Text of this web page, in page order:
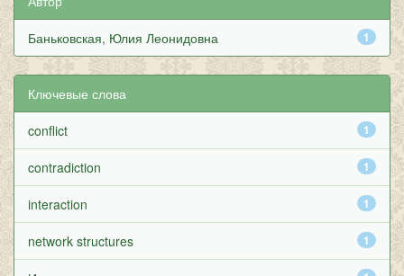
1
Баньковская, Юлия Леонидовна
Ключевые слова
1
conflict
1
contradiction
1
interaction
1
network structures